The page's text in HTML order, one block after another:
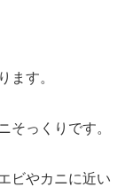
ます。
そっくりです。
ビやカニに近い